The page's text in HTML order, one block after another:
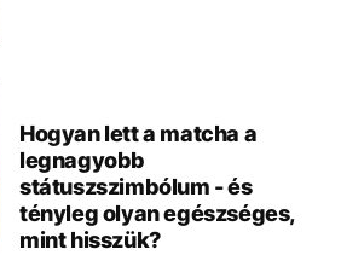
Hogyan lett a matcha a
legnagyobb
státuszszimbólum - és
tényleg olyan egészséges,
mint hisszük?